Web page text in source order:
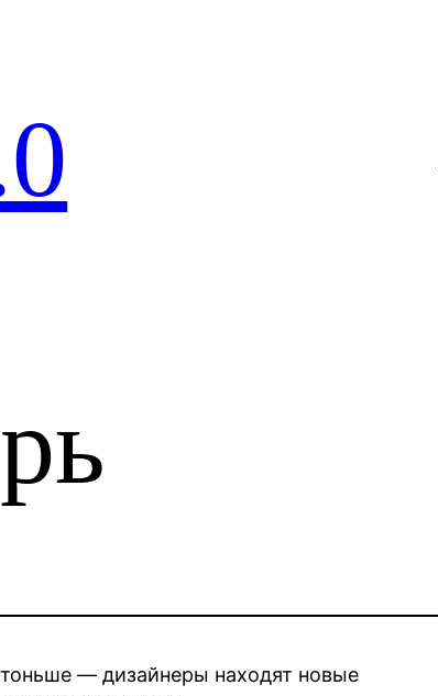
— дизайнеры находят новые